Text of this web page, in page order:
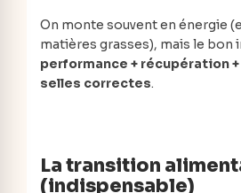
On monte souvent en énergie
matières grasses), mais le bon
performance + récupération
selles correctes.
La transition
(indispensable)